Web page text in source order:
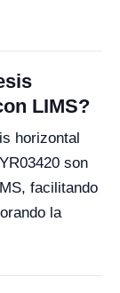
LIMS?
horizontal
son
facilitando
la